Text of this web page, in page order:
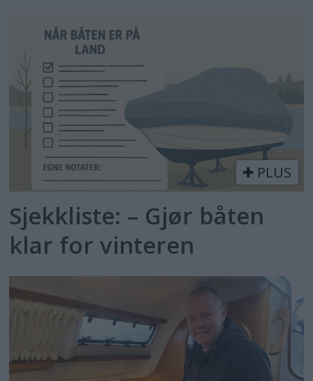
PLUS
Sjekkliste: – Gjør båten
klar for vinteren